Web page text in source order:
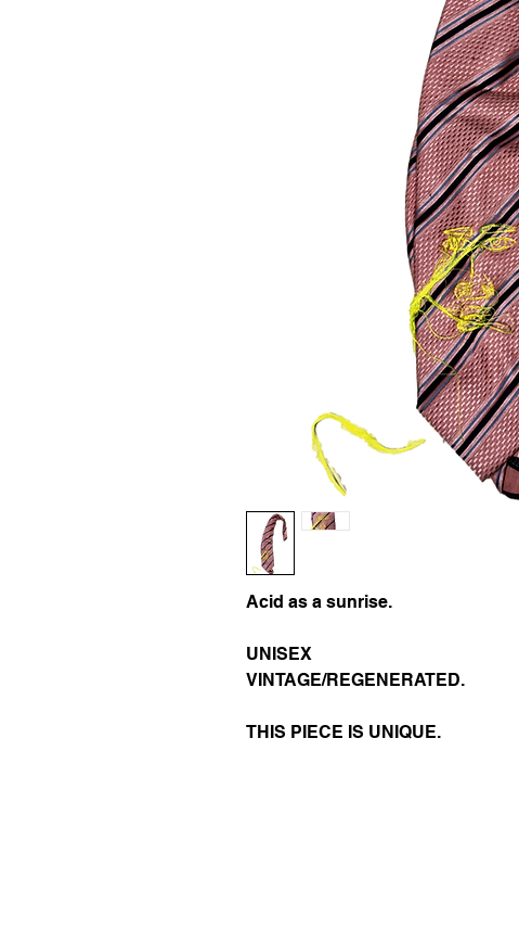
Acid as a sunrise.
UNISEX
VINTAGE/REGENERATED.
THIS PIECE IS UNIQUE.